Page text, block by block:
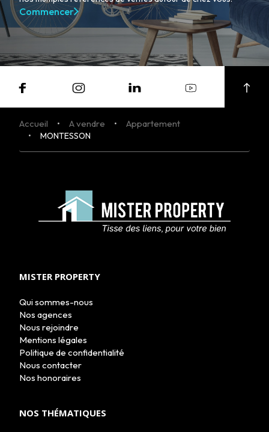
ACHETER
LOUER
NOS AGENCES
LE GROUPE
NOUS REJOINDRE
Commencer
Accueil A vendre Appartement
MONTESSON
MISTER PROPERTY
Qui sommes-nous
Nos agences
Nous rejoindre
Mentions légales
Politique de confidentialité
Nous contacter
Nos honoraires
NOS THÉMATIQUES